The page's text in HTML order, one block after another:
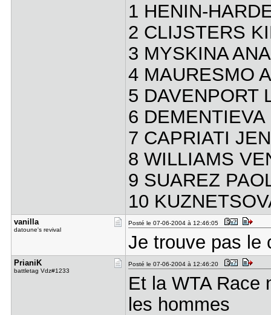
1 HENIN-
2 CLIJSTERS
3 MYSKINA
4 MAURESMO
5
6
7 CAPRIATI
8 WILLIAMS
9 SUAREZ
10
vanilla
datoune's revival
Posté le 07-06-2004 à 12:46:05
Je trouve pas le
PrianiK
battletag Vdz#1233
Posté le 07-06-2004 à 12:46:20
Et la WTA Race
les hommes